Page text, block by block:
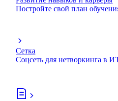
Постройте свой план
Сетка
Соцсеть для нетворкинга в